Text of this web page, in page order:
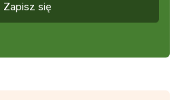
Zapisz się